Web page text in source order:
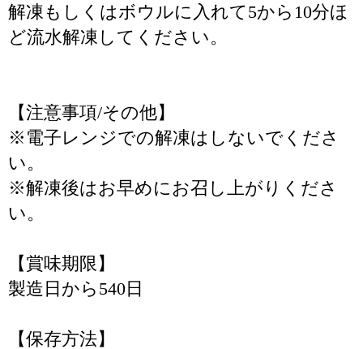
解凍もしくはボウルに入れて5から10分ほ
ど流水解凍してください。
【注意事項/その他】
※電子レンジでの解凍はしないでくださ
い。
※解凍後はお早めにお召し上がりくださ
い。
【賞味期限】
製造日から540日
【保存方法】